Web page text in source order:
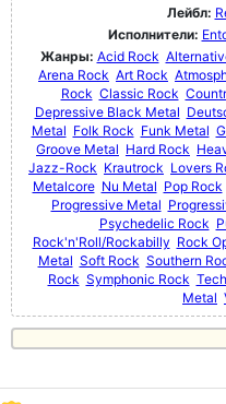
Лейбл:
Исполнители:
Жанры: Acid Rock
Arena Rock Art Rock
Rock Classic Rock
Depressive Black Metal
Metal Folk Rock Funk Metal
Groove Metal Hard Rock
Jazz-Rock Krautrock Lovers
Metalcore Nu Metal Pop Rock
Progressive Metal
Psychedelic Rock
Rock'n'Roll/Rockabilly Rock
Metal Soft Rock Southern
Rock Symphonic Rock
Metal